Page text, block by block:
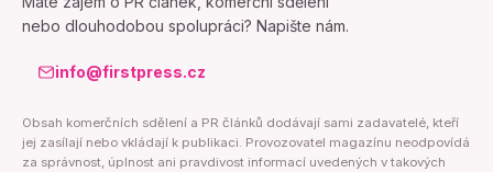
nebo dlouhodobou spolupráci? Napište nám.
info@firstpress.cz
Obsah komerčních sdělení a PR článků dodávají sami zadavatelé, kteří
jej zasílají nebo vkládají k publikaci. Provozovatel magazínu neodpovídá
za správnost, úplnost ani pravdivost informací uvedených v takových